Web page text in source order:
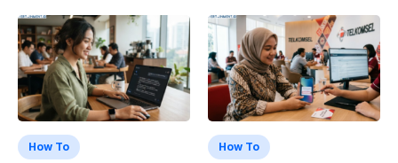
OPPO, dan Vivo
How To How To